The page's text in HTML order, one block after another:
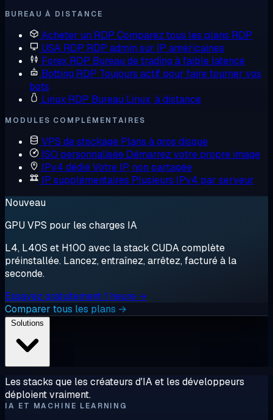
BUREAU À DISTANCE
Acheter un RDP Comparez tous les plans RDP
USA RDP RDP admin sur IP américaines
Forex RDP Bureau de trading à faible latence
Botting RDP Toujours actif pour faire tourner vos
bots
Linux RDP Bureau Linux, à distance
MODULES COMPLÉMENTAIRES
VPS de stockage Plans à gros disque
ISO personnalisée Démarrez votre propre image
IPv4 dédiéVotre IP, non partagée
IP supplémentaires Plusieurs IPv4 par serveur
Nouveau
GPU VPS pour les charges IA
L4, L40S et H100 avec la stack CUDA complète
préinstallée. Lancez, entraînez, arrêtez, facturé à la
seconde.
Essayez gratuitement 1 heure →
Comparer tous les plans →
Les stacks que les créateurs d'IA et les développeurs
déploient vraiment.
IA ET MACHINE LEARNING